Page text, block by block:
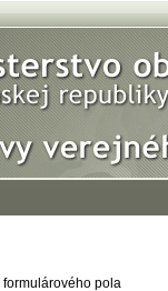
formulárového pola